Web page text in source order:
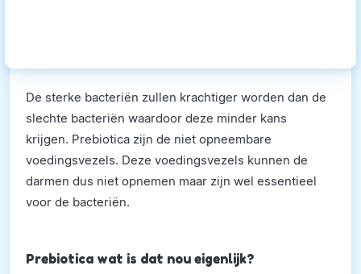
De sterke bacteriën zullen krachtiger worden dan de
slechte bacteriën waardoor deze minder kans
krijgen. Prebiotica zijn de niet opneembare
voedingsvezels. Deze voedingsvezels kunnen de
darmen dus niet opnemen maar zijn wel essentieel
voor de bacteriën.
Prebiotica wat is dat nou eigenlijk?